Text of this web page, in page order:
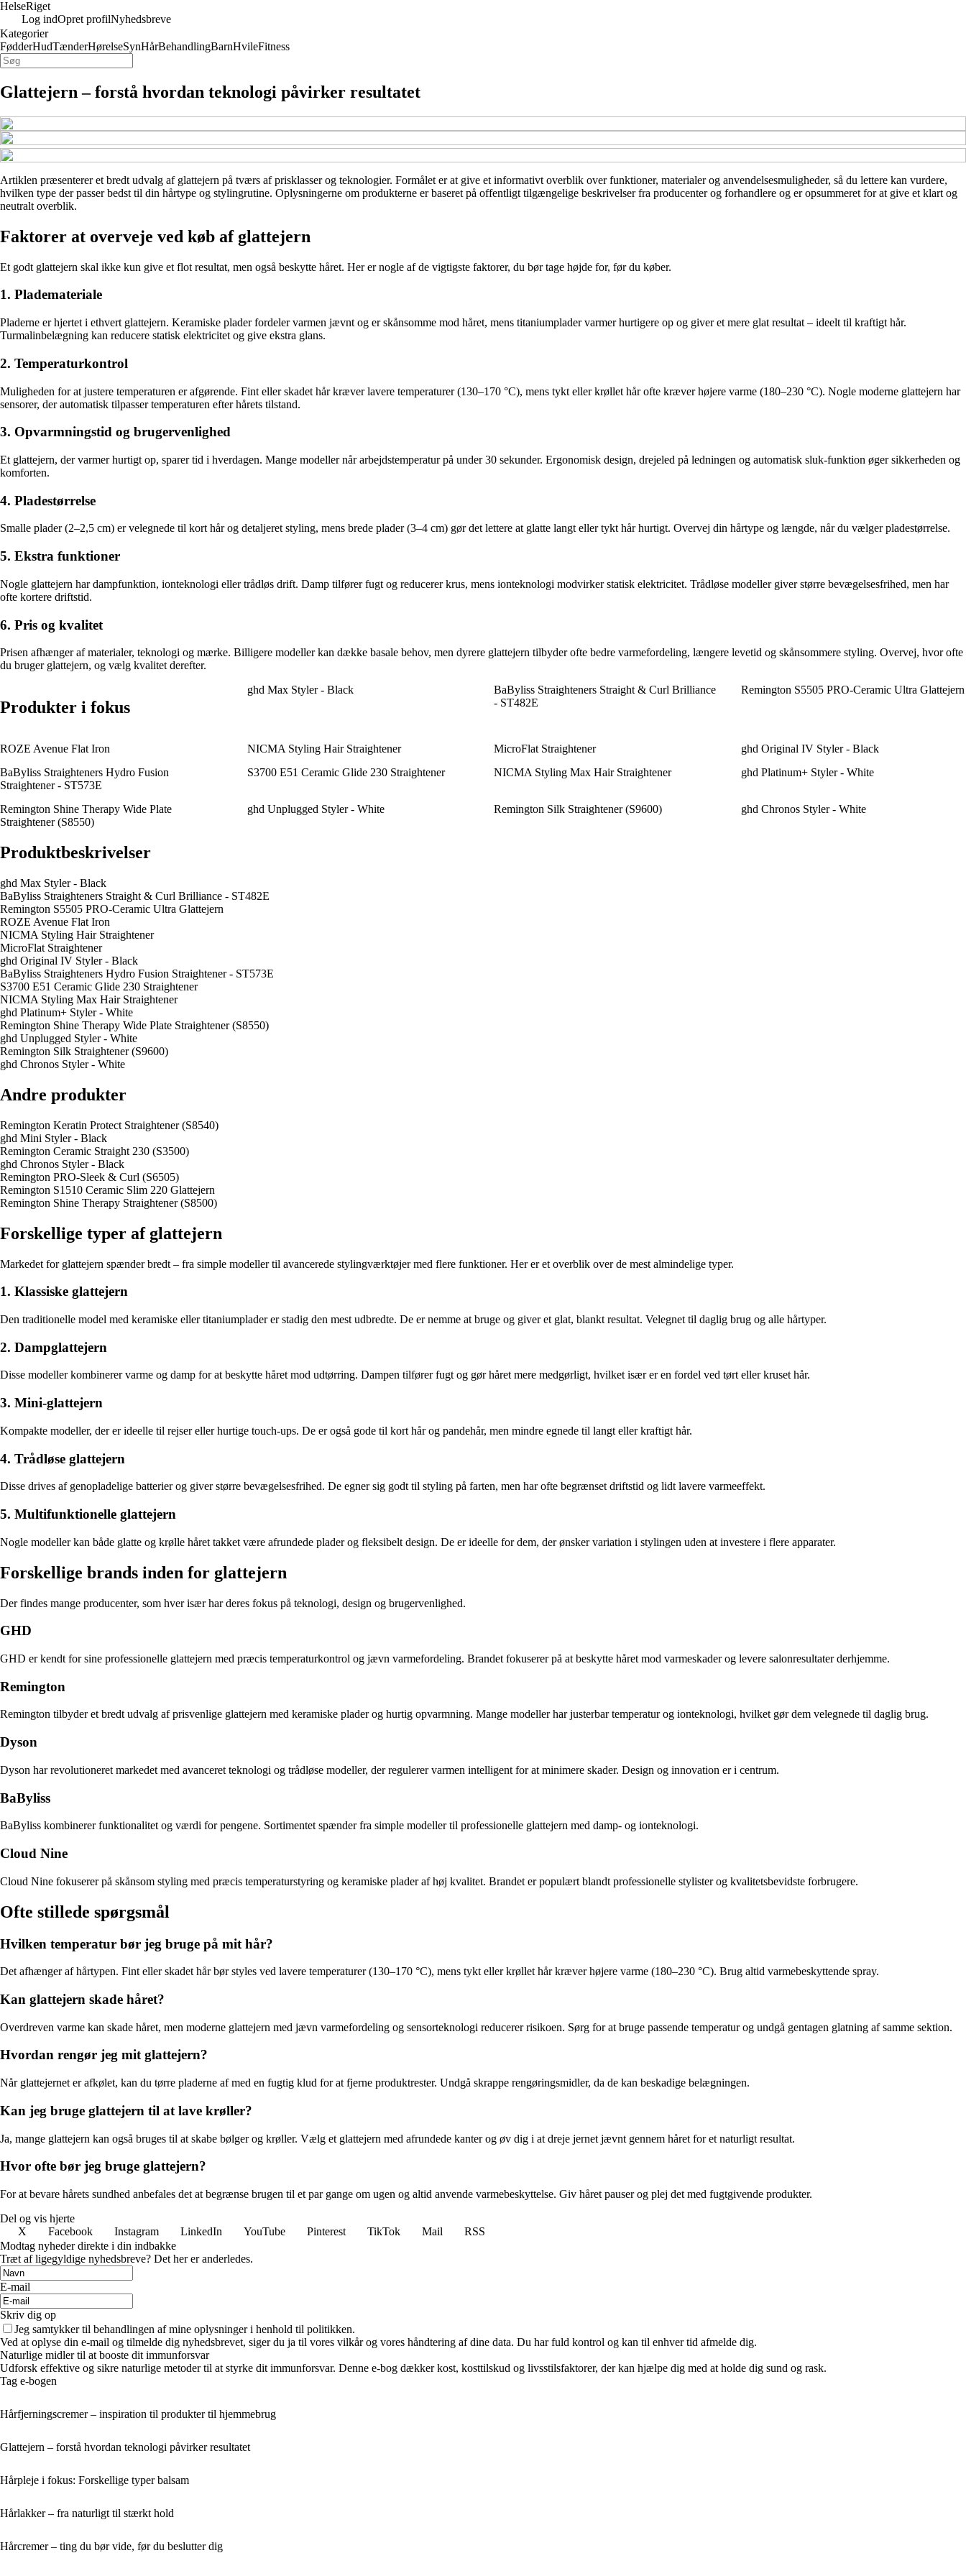
HelseRiget
Log indOpret profilNyhedsbreve
Kategorier
FødderHudTænderHørelseSynHårBehandlingBarnHvileFitness
Glattejern – forstå hvordan teknologi påvirker resultatet
Artiklen præsenterer et bredt udvalg af glattejern på tværs af prisklasser og teknologier. Formålet er at give et informativt overblik over funktioner, materialer og anvendelsesmuligheder, så du lettere kan vurdere,
hvilken type der passer bedst til din hårtype og stylingrutine. Oplysningerne om produkterne er baseret på offentligt tilgængelige beskrivelser fra producenter og forhandlere og er opsummeret for at give et klart og
neutralt overblik.
Faktorer at overveje ved køb af glattejern
Et godt glattejern skal ikke kun give et flot resultat, men også beskytte håret. Her er nogle af de vigtigste faktorer, du bør tage højde for, før du køber.
1. Plademateriale
Pladerne er hjertet i ethvert glattejern. Keramiske plader fordeler varmen jævnt og er skånsomme mod håret, mens titaniumplader varmer hurtigere op og giver et mere glat resultat – ideelt til kraftigt hår.
Turmalinbelægning kan reducere statisk elektricitet og give ekstra glans.
2. Temperaturkontrol
Muligheden for at justere temperaturen er afgørende. Fint eller skadet hår kræver lavere temperaturer (130–170 °C), mens tykt eller krøllet hår ofte kræver højere varme (180–230 °C). Nogle moderne glattejern har
sensorer, der automatisk tilpasser temperaturen efter hårets tilstand.
3. Opvarmningstid og brugervenlighed
Et glattejern, der varmer hurtigt op, sparer tid i hverdagen. Mange modeller når arbejdstemperatur på under 30 sekunder. Ergonomisk design, drejeled på ledningen og automatisk sluk-funktion øger sikkerheden og
komforten.
4. Pladestørrelse
Smalle plader (2–2,5 cm) er velegnede til kort hår og detaljeret styling, mens brede plader (3–4 cm) gør det lettere at glatte langt eller tykt hår hurtigt. Overvej din hårtype og længde, når du vælger pladestørrelse.
5. Ekstra funktioner
Nogle glattejern har dampfunktion, ionteknologi eller trådløs drift. Damp tilfører fugt og reducerer krus, mens ionteknologi modvirker statisk elektricitet. Trådløse modeller giver større bevægelsesfrihed, men har
ofte kortere driftstid.
6. Pris og kvalitet
Prisen afhænger af materialer, teknologi og mærke. Billigere modeller kan dække basale behov, men dyrere glattejern tilbyder ofte bedre varmefordeling, længere levetid og skånsommere styling. Overvej, hvor ofte
du bruger glattejern, og vælg kvalitet derefter.
Produkter i fokus
ghd Max Styler - Black
BaByliss Straighteners Straight & Curl Brilliance
- ST482E
Remington S5505 PRO-Ceramic Ultra Glattejern
ROZE Avenue Flat Iron NICMA Styling Hair Straightener MicroFlat Straightener
ghd Original IV Styler - Black
BaByliss Straighteners Hydro Fusion
Straightener - ST573E
S3700 E51 Ceramic Glide 230 Straightener NICMA Styling Max Hair Straightener ghd Platinum+ Styler - White
Remington Shine Therapy Wide Plate
Straightener (S8550)
ghd Unplugged Styler - White Remington Silk Straightener (S9600) ghd Chronos Styler - White
Produktbeskrivelser
ghd Max Styler - Black
BaByliss Straighteners Straight & Curl Brilliance - ST482E
Remington S5505 PRO-Ceramic Ultra Glattejern
ROZE Avenue Flat Iron
NICMA Styling Hair Straightener
MicroFlat Straightener
ghd Original IV Styler - Black
BaByliss Straighteners Hydro Fusion Straightener - ST573E
S3700 E51 Ceramic Glide 230 Straightener
NICMA Styling Max Hair Straightener
ghd Platinum+ Styler - White
Remington Shine Therapy Wide Plate Straightener (S8550)
ghd Unplugged Styler - White
Remington Silk Straightener (S9600)
ghd Chronos Styler - White
Andre produkter
Remington Keratin Protect Straightener (S8540)
ghd Mini Styler - Black
Remington Ceramic Straight 230 (S3500)
ghd Chronos Styler - Black
Remington PRO-Sleek & Curl (S6505)
Remington S1510 Ceramic Slim 220 Glattejern
Remington Shine Therapy Straightener (S8500)
Forskellige typer af glattejern
Markedet for glattejern spænder bredt – fra simple modeller til avancerede stylingværktøjer med flere funktioner. Her er et overblik over de mest almindelige typer.
1. Klassiske glattejern
Den traditionelle model med keramiske eller titaniumplader er stadig den mest udbredte. De er nemme at bruge og giver et glat, blankt resultat. Velegnet til daglig brug og alle hårtyper.
2. Dampglattejern
Disse modeller kombinerer varme og damp for at beskytte håret mod udtørring. Dampen tilfører fugt og gør håret mere medgørligt, hvilket især er en fordel ved tørt eller kruset hår.
3. Mini-glattejern
Kompakte modeller, der er ideelle til rejser eller hurtige touch-ups. De er også gode til kort hår og pandehår, men mindre egnede til langt eller kraftigt hår.
4. Trådløse glattejern
Disse drives af genopladelige batterier og giver større bevægelsesfrihed. De egner sig godt til styling på farten, men har ofte begrænset driftstid og lidt lavere varmeeffekt.
5. Multifunktionelle glattejern
Nogle modeller kan både glatte og krølle håret takket være afrundede plader og fleksibelt design. De er ideelle for dem, der ønsker variation i stylingen uden at investere i flere apparater.
Forskellige brands inden for glattejern
Der findes mange producenter, som hver især har deres fokus på teknologi, design og brugervenlighed.
GHD
GHD er kendt for sine professionelle glattejern med præcis temperaturkontrol og jævn varmefordeling. Brandet fokuserer på at beskytte håret mod varmeskader og levere salonresultater derhjemme.
Remington
Remington tilbyder et bredt udvalg af prisvenlige glattejern med keramiske plader og hurtig opvarmning. Mange modeller har justerbar temperatur og ionteknologi, hvilket gør dem velegnede til daglig brug.
Dyson
Dyson har revolutioneret markedet med avanceret teknologi og trådløse modeller, der regulerer varmen intelligent for at minimere skader. Design og innovation er i centrum.
BaByliss
BaByliss kombinerer funktionalitet og værdi for pengene. Sortimentet spænder fra simple modeller til professionelle glattejern med damp- og ionteknologi.
Cloud Nine
Cloud Nine fokuserer på skånsom styling med præcis temperaturstyring og keramiske plader af høj kvalitet. Brandet er populært blandt professionelle stylister og kvalitetsbevidste forbrugere.
Ofte stillede spørgsmål
Hvilken temperatur bør jeg bruge på mit hår?
Det afhænger af hårtypen. Fint eller skadet hår bør styles ved lavere temperaturer (130–170 °C), mens tykt eller krøllet hår kræver højere varme (180–230 °C). Brug altid varmebeskyttende spray.
Kan glattejern skade håret?
Overdreven varme kan skade håret, men moderne glattejern med jævn varmefordeling og sensorteknologi reducerer risikoen. Sørg for at bruge passende temperatur og undgå gentagen glatning af samme sektion.
Hvordan rengør jeg mit glattejern?
Når glattejernet er afkølet, kan du tørre pladerne af med en fugtig klud for at fjerne produktrester. Undgå skrappe rengøringsmidler, da de kan beskadige belægningen.
Kan jeg bruge glattejern til at lave krøller?
Ja, mange glattejern kan også bruges til at skabe bølger og krøller. Vælg et glattejern med afrundede kanter og øv dig i at dreje jernet jævnt gennem håret for et naturligt resultat.
Hvor ofte bør jeg bruge glattejern?
For at bevare hårets sundhed anbefales det at begrænse brugen til et par gange om ugen og altid anvende varmebeskyttelse. Giv håret pauser og plej det med fugtgivende produkter.
Del og vis hjerte
X
Facebook Instagram LinkedIn YouTube Pinterest TikTok Mail
RSS
Modtag nyheder direkte i din indbakke
Træt af ligegyldige nyhedsbreve? Det her er anderledes.
E-mail
Skriv dig op
Jeg samtykker til behandlingen af mine oplysninger i henhold til politikken.
Ved at oplyse din e-mail og tilmelde dig nyhedsbrevet, siger du ja til vores vilkår og vores håndtering af dine data. Du har fuld kontrol og kan til enhver tid afmelde dig.
Naturlige midler til at booste dit immunforsvar
Udforsk effektive og sikre naturlige metoder til at styrke dit immunforsvar. Denne e-bog dækker kost, kosttilskud og livsstilsfaktorer, der kan hjælpe dig med at holde dig sund og rask.
Tag e-bogen
Hårfjerningscremer – inspiration til produkter til hjemmebrug
Glattejern – forstå hvordan teknologi påvirker resultatet
Hårpleje i fokus: Forskellige typer balsam
Hårlakker – fra naturligt til stærkt hold
Hårcremer – ting du bør vide, før du beslutter dig